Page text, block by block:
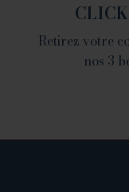
Retirez votre
nos 3